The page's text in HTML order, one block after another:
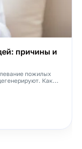
причины и
пожилых
Как...